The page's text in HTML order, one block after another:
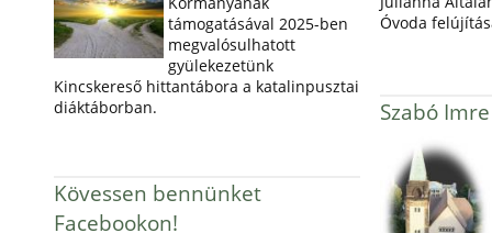
Óvoda
támogatásával 2025-ben
megvalósulhatott
gyülekezetünk
Kincskereső hittantábora a katalinpusztai
diáktáborban.
Szabó
Kövessen bennünket
Facebookon!